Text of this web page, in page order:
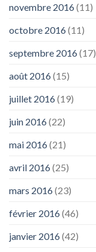
novembre 2016(11)
octobre 2016(11)
septembre 2016(17)
août 2016(15)
juillet 2016(19)
juin 2016(22)
mai 2016(21)
avril 2016(25)
mars 2016(23)
février 2016(46)
janvier 2016(42)